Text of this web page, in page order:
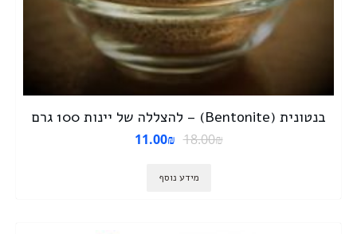
בנטונית (Bentonite) – להצללה של יינות 100 גרם
18.00₪
11.00₪
מידע נוסף